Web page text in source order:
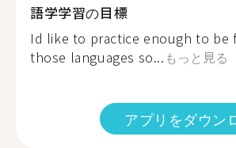
語学学習の目標
Id like to practice enough to be
those languages so... もっと見る
アプリをダウン